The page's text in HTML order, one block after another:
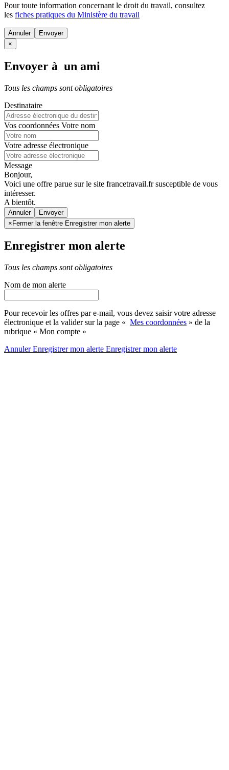
Pour toute information concernant le droit du travail, consultez
les fiches pratiques du Ministère du travail
Annuler
×
Envoyer à un ami
Tous les champs sont obligatoires
Destinataire
Vos coordonnées Votre nom
Votre adresse électronique
Message
Bonjour,
Voici une offre parue sur le site francetravail.fr susceptible de vous
intéresser.
A bientôt.
Annuler
× Fermer la fenêtre Enregistrer mon alerte
Enregistrer mon alerte
Tous les champs sont obligatoires
Nom de mon alerte
Pour recevoir les offres par e-mail, vous devez saisir votre adresse
électronique et la valider sur la page « Mes coordonnées » de la
rubrique « Mon compte »
AnnulerEnregistrer mon alerte Enregistrermon alerte